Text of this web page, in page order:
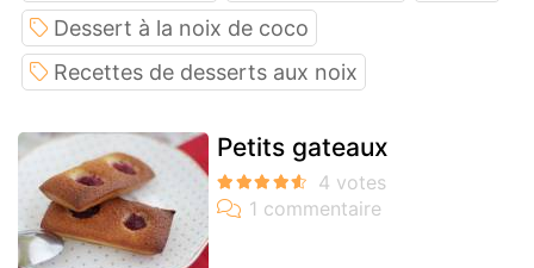
Dessert à la noix de coco
Recettes de desserts aux noix
Petits gateaux